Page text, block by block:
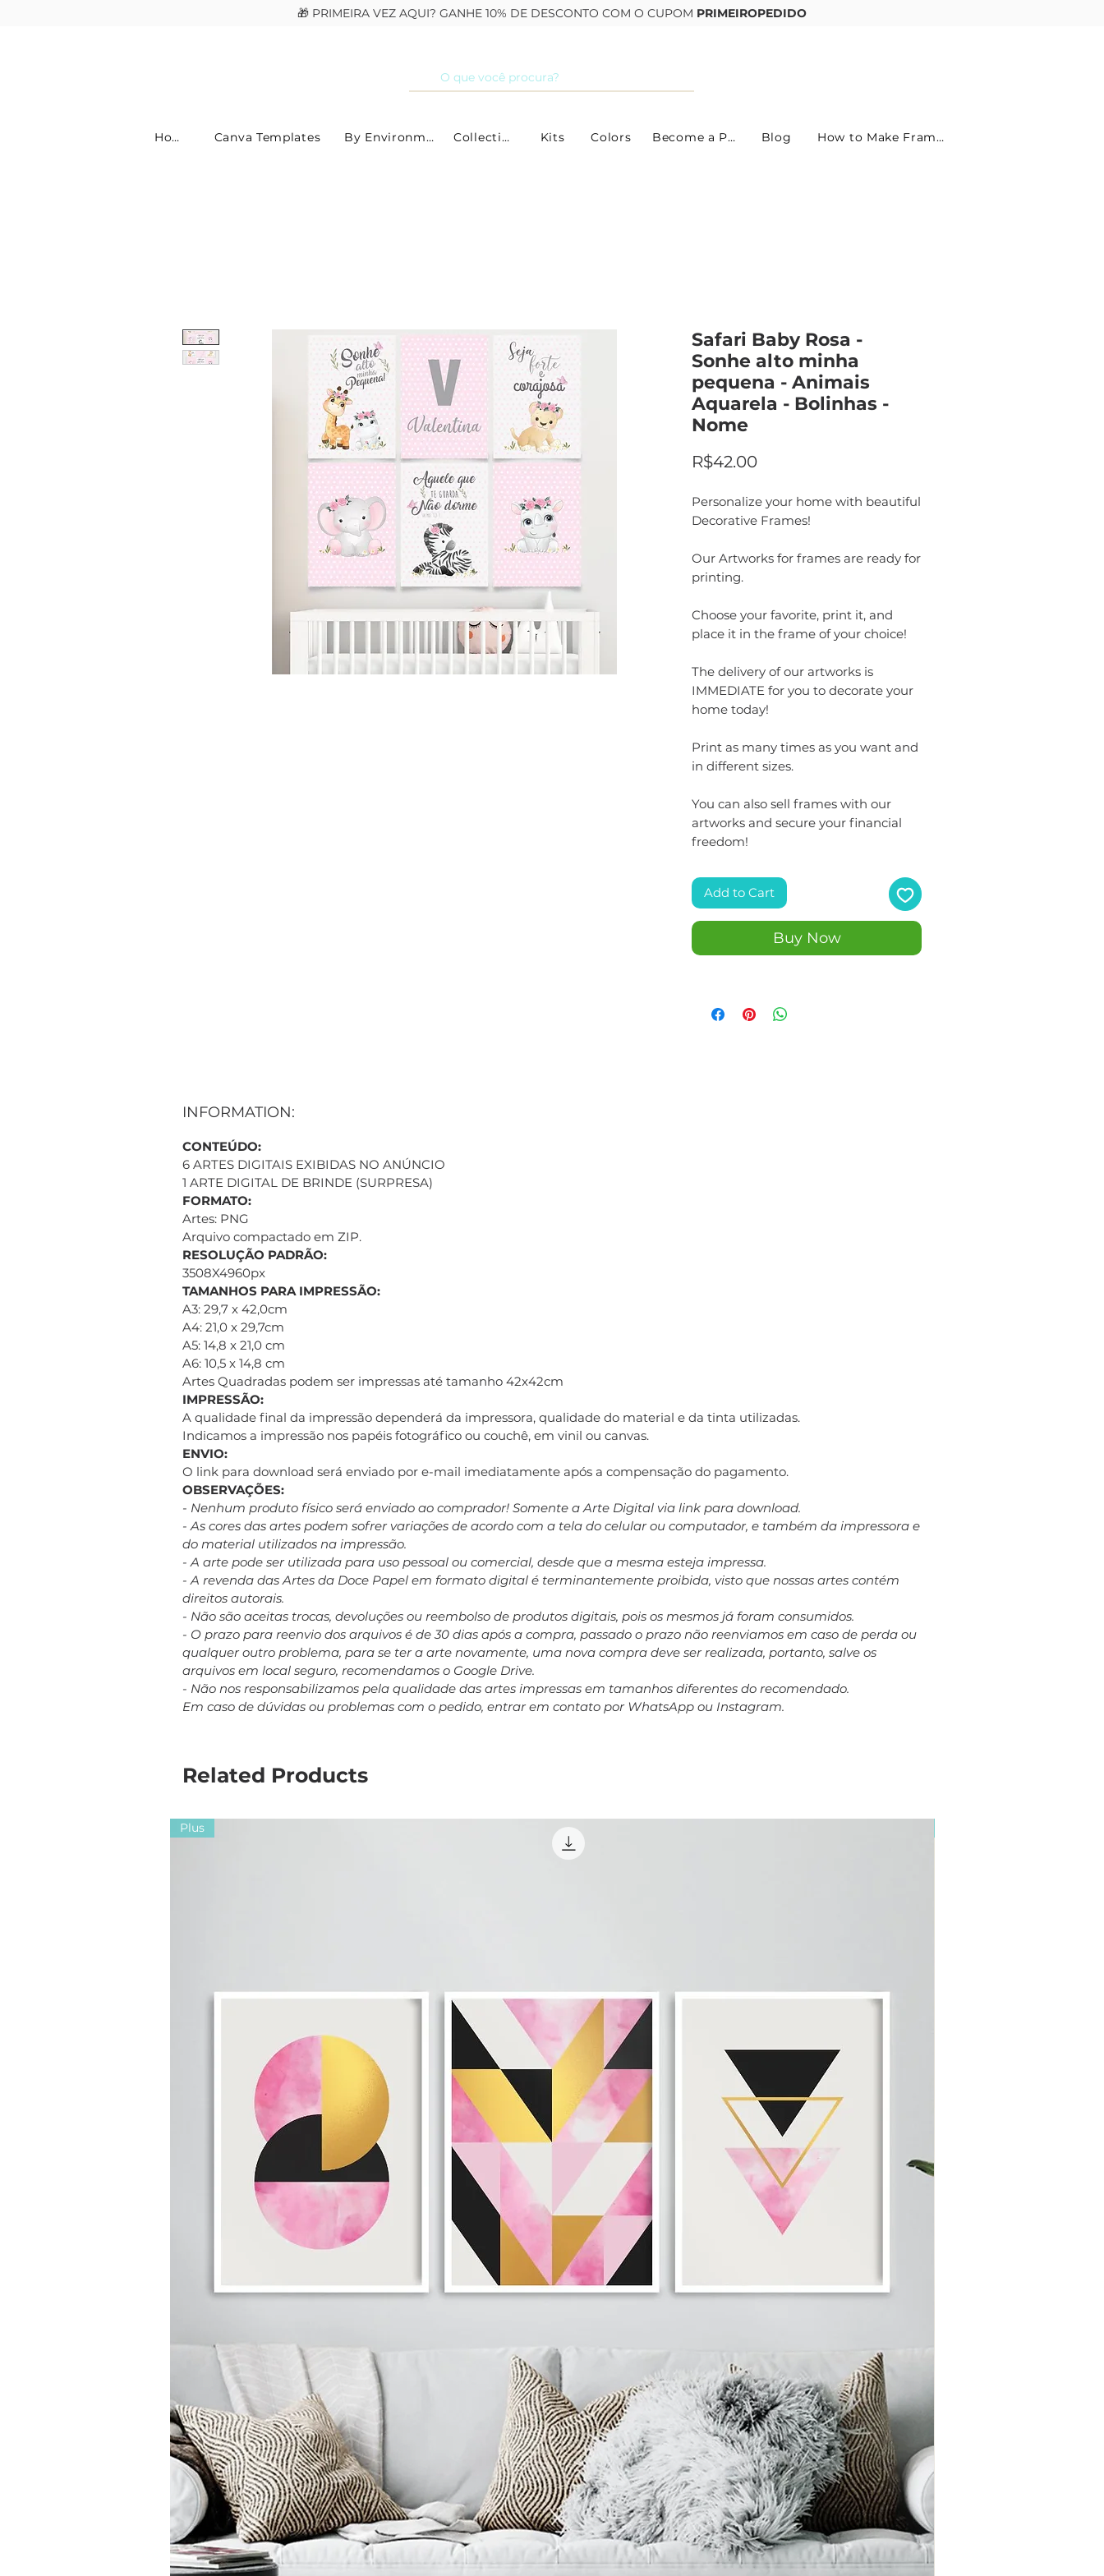
🎁 PRIMEIRA VEZ AQUI? GANHE 10% DE DESCONTO COM O CUPOM PRIMEIROPEDIDO
Home Canva Templates By Environment Collections Kits Colors Become a Partner Blog How to Make Frames
Safari Baby Rosa -
Sonhe alto minha
pequena - Animais
Aquarela - Bolinhas -
Nome
R$42.00Price
Personalize your home with beautiful
Decorative Frames!
Our Artworks for frames are ready for
printing.
Choose your favorite, print it, and
place it in the frame of your choice!
The delivery of our artworks is
IMMEDIATE for you to decorate your
home today!
Print as many times as you want and
in different sizes.
You can also sell frames with our
artworks and secure your financial
freedom!
Add to Cart
Buy Now
INFORMATION:
CONTEÚDO:
6 ARTES DIGITAIS EXIBIDAS NO ANÚNCIO
1 ARTE DIGITAL DE BRINDE (SURPRESA)
FORMATO:
Artes: PNG
Arquivo compactado em ZIP.
RESOLUÇÃO PADRÃO:
3508X4960px
TAMANHOS PARA IMPRESSÃO:
A3: 29,7 x 42,0cm
A4: 21,0 x 29,7cm
A5: 14,8 x 21,0 cm
A6: 10,5 x 14,8 cm
Artes Quadradas podem ser impressas até tamanho 42x42cm
IMPRESSÃO:
A qualidade final da impressão dependerá da impressora, qualidade do material e da tinta utilizadas.
Indicamos a impressão nos papéis fotográfico ou couchê, em vinil ou canvas.
ENVIO:
O link para download será enviado por e-mail imediatamente após a compensação do pagamento.
OBSERVAÇÕES:
- Nenhum produto físico será enviado ao comprador! Somente a Arte Digital via link para download.
- As cores das artes podem sofrer variações de acordo com a tela do celular ou computador, e também da impressora e
do material utilizados na impressão.
- A arte pode ser utilizada para uso pessoal ou comercial, desde que a mesma esteja impressa.
- A revenda das Artes da Doce Papel em formato digital é terminantemente proibida, visto que nossas artes contém
direitos autorais.
- Não são aceitas trocas, devoluções ou reembolso de produtos digitais, pois os mesmos já foram consumidos.
- O prazo para reenvio dos arquivos é de 30 dias após a compra, passado o prazo não reenviamos em caso de perda ou
qualquer outro problema, para se ter a arte novamente, uma nova compra deve ser realizada, portanto, salve os
arquivos em local seguro, recomendamos o Google Drive.
- Não nos responsabilizamos pela qualidade das artes impressas em tamanhos diferentes do recomendado.
Em caso de dúvidas ou problemas com o pedido, entrar em contato por WhatsApp ou Instagram.
Related Products
Plus